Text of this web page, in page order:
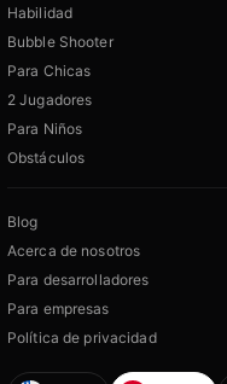
Habilidad
Bubble Shooter
Para Chicas
2 Jugadores
Para Niños
Obstáculos
Blog
Acerca de nosotros
Para desarrolladores
Para empresas
Política de privacidad